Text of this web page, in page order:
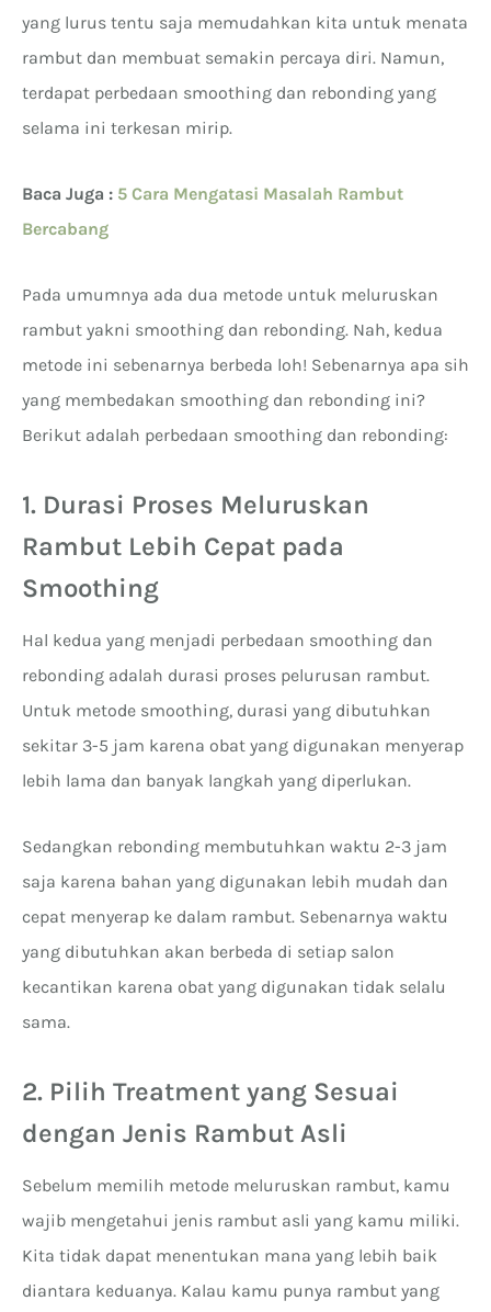
yang lurus tentu saja memudahkan kita untuk menata
rambut dan membuat semakin percaya diri. Namun,
terdapat perbedaan smoothing dan rebonding yang
selama ini terkesan mirip.
Baca Juga : 5 Cara Mengatasi Masalah Rambut
Bercabang
Pada umumnya ada dua metode untuk meluruskan
rambut yakni smoothing dan rebonding. Nah, kedua
metode ini sebenarnya berbeda loh! Sebenarnya apa sih
yang membedakan smoothing dan rebonding ini?
Berikut adalah perbedaan smoothing dan rebonding:
1. Durasi Proses Meluruskan
Rambut Lebih Cepat pada
Smoothing
Hal kedua yang menjadi perbedaan smoothing dan
rebonding adalah durasi proses pelurusan rambut.
Untuk metode smoothing, durasi yang dibutuhkan
sekitar 3-5 jam karena obat yang digunakan menyerap
lebih lama dan banyak langkah yang diperlukan.
Sedangkan rebonding membutuhkan waktu 2-3 jam
saja karena bahan yang digunakan lebih mudah dan
cepat menyerap ke dalam rambut. Sebenarnya waktu
yang dibutuhkan akan berbeda di setiap salon
kecantikan karena obat yang digunakan tidak selalu
sama.
2. Pilih Treatment yang Sesuai
dengan Jenis Rambut Asli
Sebelum memilih metode meluruskan rambut, kamu
wajib mengetahui jenis rambut asli yang kamu miliki.
Kita tidak dapat menentukan mana yang lebih baik
diantara keduanya. Kalau kamu punya rambut yang